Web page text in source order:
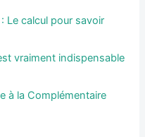
Le calcul pour savoir
vraiment indispensable
à la Complémentaire